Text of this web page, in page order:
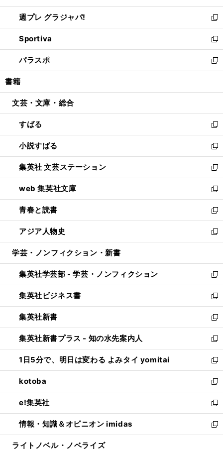
開
く
ウ
で
開
く
ウ
ィ
ン
ド
ウ
で
開
し
い
ウ
ィ
ン
ド
ウ
開
週プレ グラジャパ!
新
し
い
ウ
ィ
ン
ウ
開
く
Sportiva
新
し
い
ウ
ン
ウ
で
開
く
パラスポ
新
し
ウ
ン
ド
ウ
で
開
く
書籍
文芸・文庫・総合
すばる
新
し
い
ウ
ィ
ン
ド
ウ
で
開
く
小説すばる
新
し
い
ウ
ィ
ン
ド
ウ
で
開
集英社 文芸ステーション
新
し
い
ウ
ィ
ン
ド
ウ
開
く
web 集英社文庫
新
し
い
ウ
ィ
ン
ウ
で
開
く
青春と読書
新
し
い
ウ
ン
ド
ウ
で
開
く
アジア人物史
新
し
ウ
ィ
ン
ド
ウ
で
開
く
学芸・ノンフィクション・新書
集英社学芸部 - 学芸・ノンフィクション
新
し
い
ウ
ィ
ン
ド
ウ
で
開
く
集英社ビジネス書
新
し
い
ウ
ィ
ン
ド
ウ
で
開
く
集英社新書
新
し
い
ウ
ィ
ン
ド
ウ
で
開
く
集英社新書プラス - 知の水先案内人
新
し
い
ウ
ィ
ン
ド
ウ
で
開
1日5分で、明日は変わる よみタイ yomitai
新
し
い
ウ
ィ
ン
ド
ウ
kotoba
新
し
い
ウ
ィ
ン
e!集英社
新
し
い
ウ
情報・知識＆オピニオン imidas
新
し
ライトノベル・ノベライズ